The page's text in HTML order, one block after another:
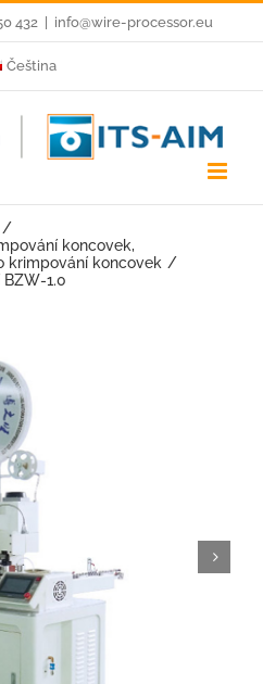
432 info@wire-processor.eu
Čeština
koncovek
krimpování koncovek
1.0